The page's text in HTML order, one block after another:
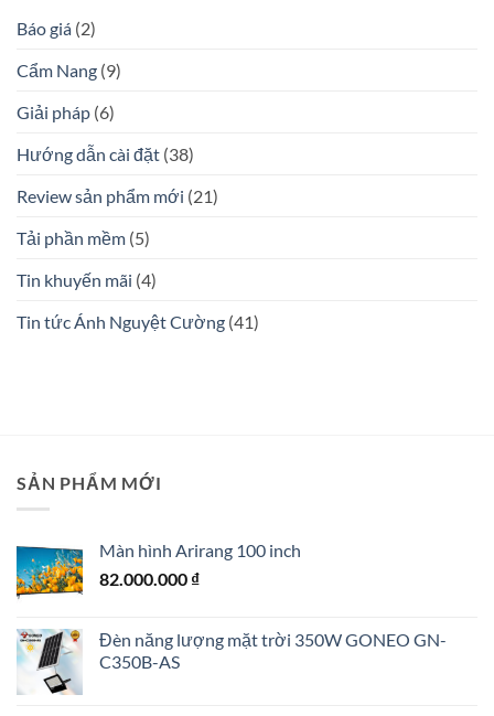
Báo giá (2)
Cẩm Nang (9)
Giải pháp (6)
Hướng dẫn cài đặt (38)
Review sản phẩm mới (21)
Tải phần mềm (5)
Tin khuyến mãi (4)
Tin tức Ánh Nguyệt Cường (41)
SẢN PHẨM MỚI
Màn hình Arirang 100 inch
82.000.000 ₫
Đèn năng lượng mặt trời 350W GONEO GN-
C350B-AS